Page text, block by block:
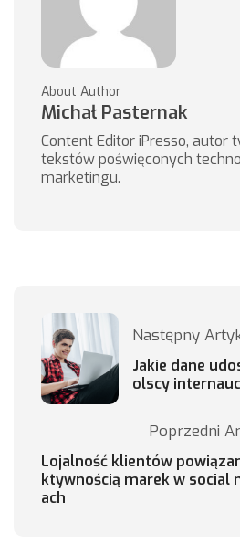
About Author
Michał Pasternak
Content Editor iPresso, autor
tekstów poświęconych
marketingu.
Następny
Jakie dane
olscy
Poprzedni
Lojalność klientów
ktywnością marek w social
ach